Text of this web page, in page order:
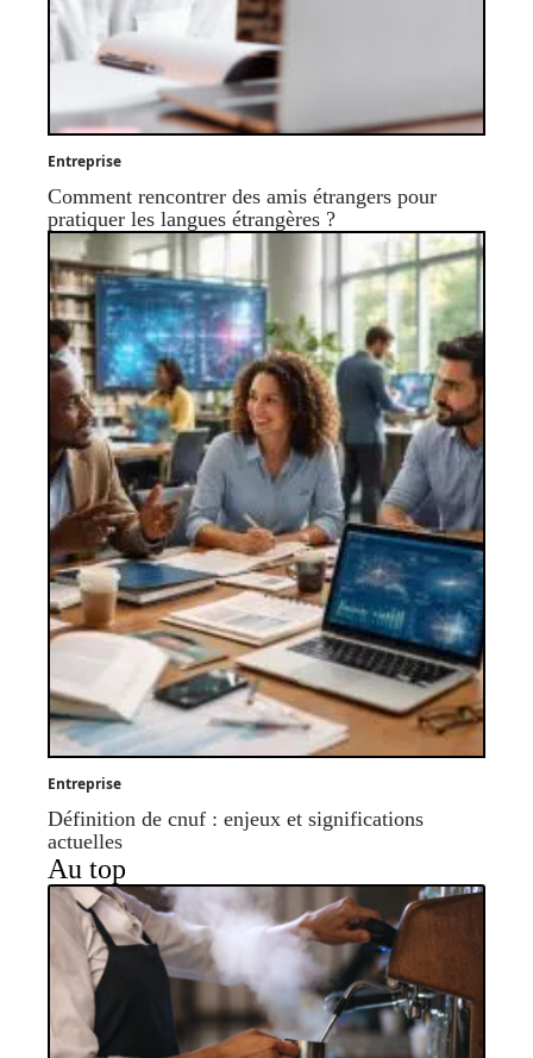
Entreprise
Comment rencontrer des amis étrangers pour
pratiquer les langues étrangères ?
Entreprise
Définition de cnuf : enjeux et significations
actuelles
Au top